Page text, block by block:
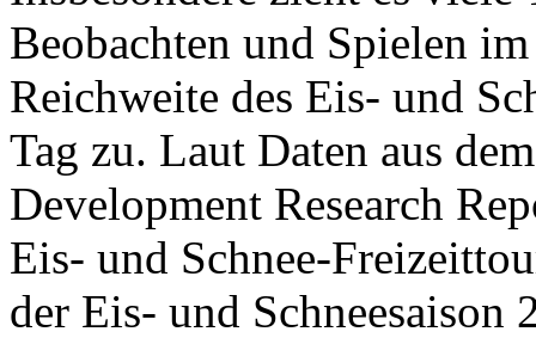
Beobachten und Spielen
Reichweite des Eis- und
Tag zu. Laut Daten aus
Development Research
Eis- und Schnee-
der Eis- und